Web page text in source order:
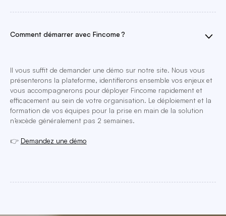
Comment démarrer avec Fincome ?
Il vous suffit de demander une démo sur notre site. Nous vous
présenterons la plateforme, identifierons ensemble vos enjeux et
vous accompagnerons pour déployer Fincome rapidement et
efficacement au sein de votre organisation. Le déploiement et la
formation de vos équipes pour la prise en main de la solution
n’excède généralement pas 2 semaines.
👉 Demandez une démo